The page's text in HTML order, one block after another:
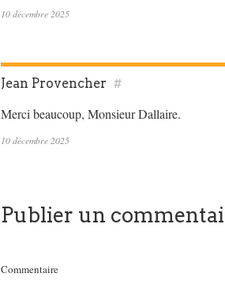
10 décembre 2025
Jean Provencher #
Merci beaucoup, Monsieur Dallaire.
10 décembre 2025
Publier un
Commentaire